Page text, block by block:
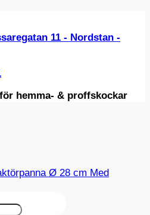
11 - Nordstan -
hemma- & proffskockar